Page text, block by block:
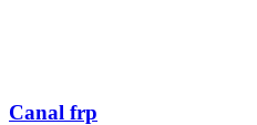
Canal frp